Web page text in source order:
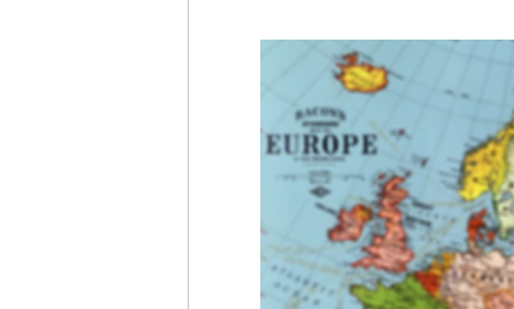
サラリーマン大家さんを応援！マンション経
ム、大家さん自ら行うネット集客、コンセプ
on書籍出版、多拠点居住の暮らしぶり、旅行